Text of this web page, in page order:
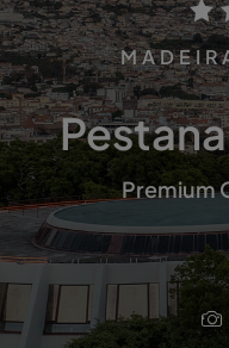
Premium